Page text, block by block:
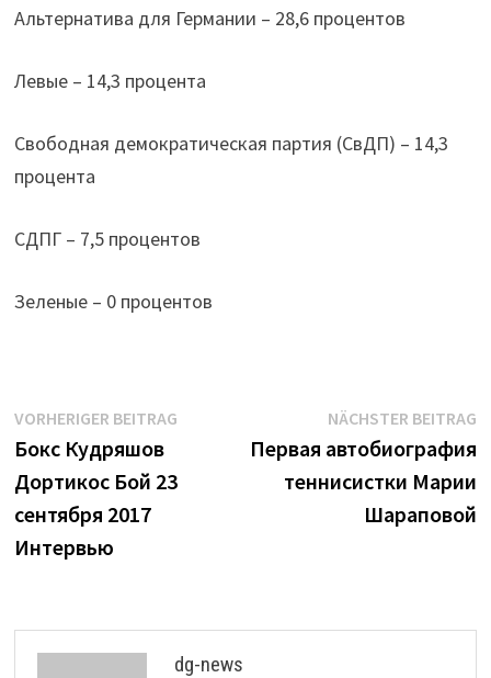
Альтернатива для Германии – 28,6 процентов
Левые – 14,3 процента
Свободная демократическая партия (СвДП) – 14,3
процента
СДПГ – 7,5 процентов
Зеленые – 0 процентов
Beitrags-
Navigation
VORHERIGER BEITRAGVorheriger
Бокс Кудряшов
Дортикос Бой 23
сентября 2017
Интервью
NÄCHSTER BEITRAG
Первая автобиография
теннисистки Марии
Шараповой
dg-news